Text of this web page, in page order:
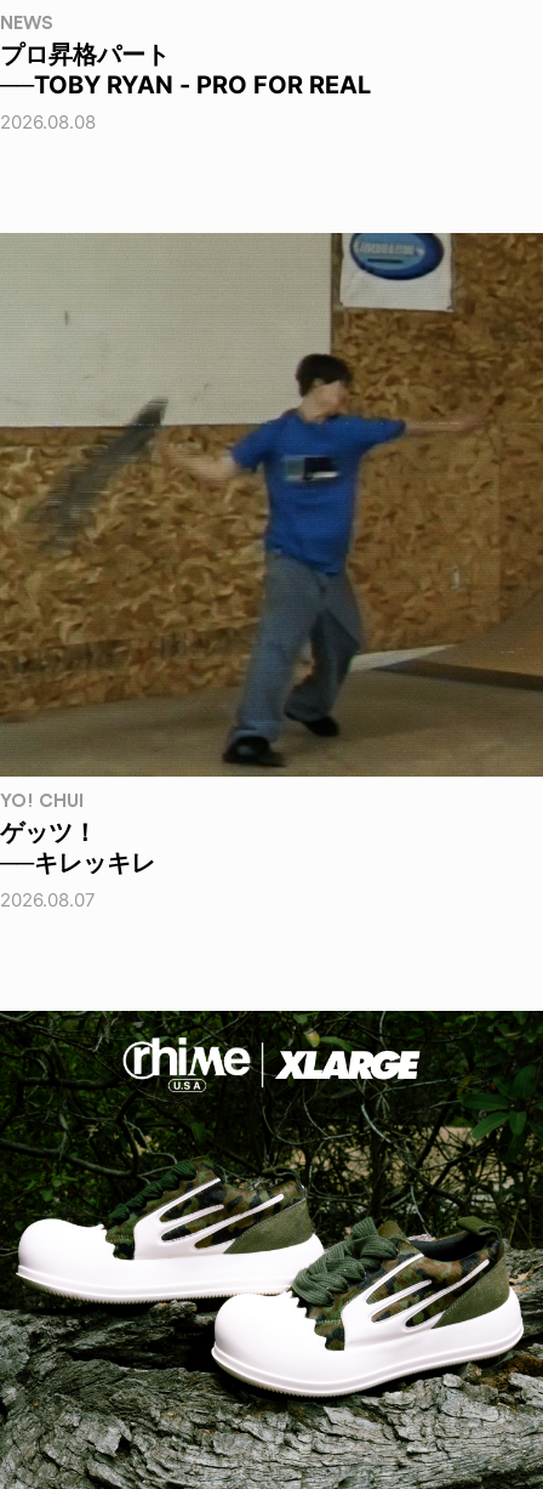
NEWS
プロ昇格パート
──TOBY RYAN - PRO FOR REAL
2026.08.08
YO! CHUI
ゲッツ！
──キレッキレ
2026.08.07